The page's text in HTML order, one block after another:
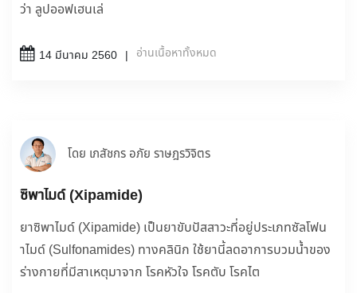
ว่า ลูปออฟเฮนเล่
14 มีนาคม 2560 อ่านเนื้อหาทั้งหมด
โดย เภสัชกร อภัย ราษฎรวิจิตร
ซิพาไมด์ (Xipamide)
ยาซิพาไมด์ (Xipamide) เป็นยาขับปัสสาวะที่อยู่ประเภทซัลโฟน
าไมด์ (Sulfonamides) ทางคลินิก ใช้ยานี้ลดอาการบวมน้ำของ
ร่างกายที่มีสาเหตุมาจาก โรคหัวใจ โรคตับ โรคไต